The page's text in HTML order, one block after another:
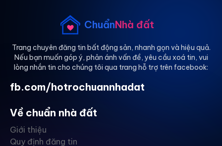
ChuẩnNhà đất
Trang chuyên đăng tin bất động sản, nhanh gọn và hiệu quả.
Nếu bạn muốn góp ý, phản ánh vấn đề, yêu cầu xoá tin, vui
lòng nhắn tin cho chúng tôi qua trang hỗ trợ trên facebook:
fb.com/hotrochuannhadat
Về chuẩn nhà đất
Giới thiệu
Quy định đăng tin